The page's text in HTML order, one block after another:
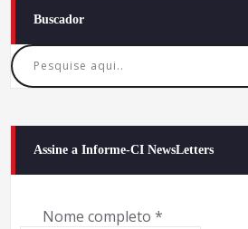
Buscador
Assine a Informe-CI NewsLetters
Nome completo *